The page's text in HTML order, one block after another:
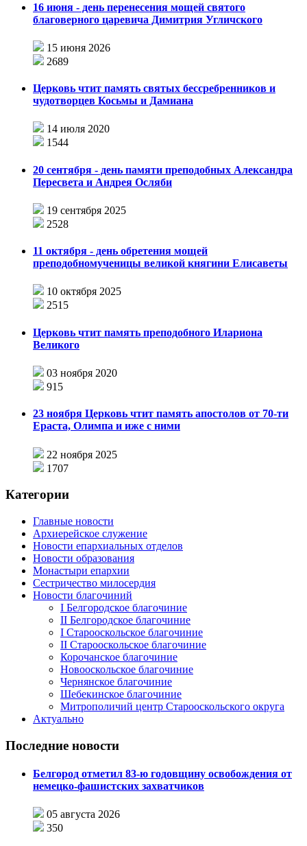
16 июня - день перенесения мощей святого
благоверного царевича Димитрия Угличского
15 июня 2026
2689
Церковь чтит память святых бессребренников и
чудотворцев Косьмы и Дамиана
14 июля 2020
1544
20 сентября - день памяти преподобных Александра
Пересвета и Андрея Осляби
19 сентября 2025
2528
11 октября - день обретения мощей
преподобномученицы великой княгини Елисаветы
10 октября 2025
2515
Церковь чтит память преподобного Илариона
Великого
03 ноября 2020
915
23 ноября Церковь чтит память апостолов от 70-ти
Ераста, Олимпа и иже с ними
22 ноября 2025
1707
Категории
Главные новости
Архиерейское служение
Новости епархиальных отделов
Новости образования
Монастыри епархии
Сестричество милосердия
Новости благочиний
I Белгородское благочиние
II Белгородское благочиние
I Старооскольское благочиние
II Старооскольское благочиние
Корочанское благочиние
Новооскольское благочиние
Чернянское благочиние
Шебекинское благочиние
Митрополичий центр Старооскольского округа
Актуально
Последние новости
Белгород отметил 83-ю годовщину освобождения от
немецко-фашистских захватчиков
05 августа 2026
350